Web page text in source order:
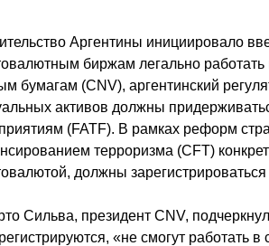
Аргентины инициировало
биржам легально
бумагам (CNV), аргентинский
активов должны
(FATF). В рамках реформ
терроризма (CFT)
должны
Сильва, президент CNV,
«не смогут работать